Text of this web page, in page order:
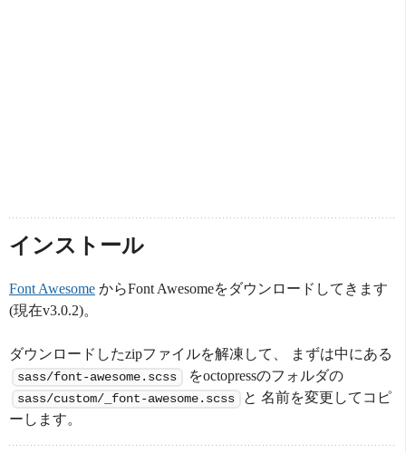
インストール
Font Awesome からFont Awesomeをダウンロードしてきます
(現在v3.0.2)。
ダウンロードしたzipファイルを解凍して、 まずは中にある
sass/font-awesome.scss をoctopressのフォルダの
sass/custom/_font-awesome.scss
と 名前を変更してコピ
ーします。